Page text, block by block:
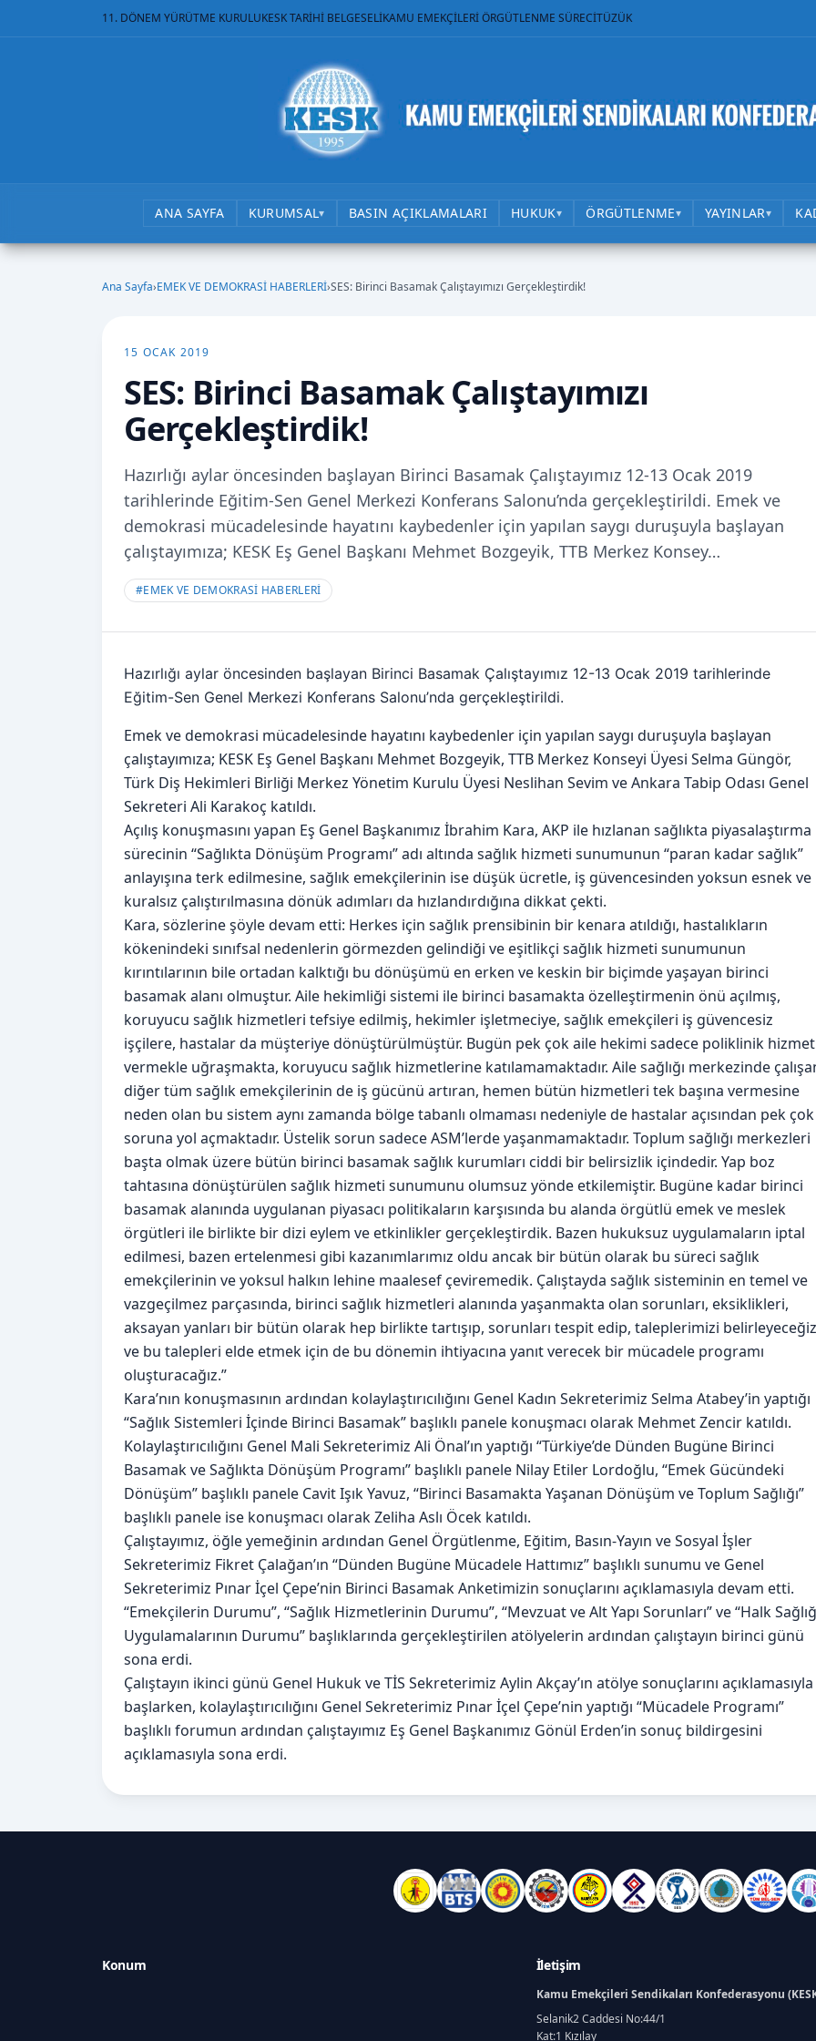
11. DÖNEM YÜRÜTME KURULUKESK TARİHİ BELGESELİKAMU EMEKÇİLERİ ÖRGÜTLENME SÜRECİTÜZÜK
ANA SAYFA KURUMSAL▾ BASIN AÇIKLAMALARI HUKUK▾ ÖRGÜTLENME▾ YAYINLAR▾
Ana Sayfa›EMEK VE DEMOKRASİ HABERLERİ›SES: Birinci Basamak Çalıştayımızı Gerçekleştirdik!
15 OCAK 2019
SES: Birinci Basamak Çalıştayımızı
Gerçekleştirdik!
Hazırlığı aylar öncesinden başlayan Birinci Basamak Çalıştayımız 12-13 Ocak 2019
tarihlerinde Eğitim-Sen Genel Merkezi Konferans Salonu’nda gerçekleştirildi. Emek ve
demokrasi mücadelesinde hayatını kaybedenler için yapılan saygı duruşuyla başlayan
çalıştayımıza; KESK Eş Genel Başkanı Mehmet Bozgeyik, TTB Merkez Konsey…
#EMEK VE DEMOKRASİ HABERLERİ
Hazırlığı aylar öncesinden başlayan Birinci Basamak Çalıştayımız 12-13 Ocak 2019 tarihlerinde
Eğitim-Sen Genel Merkezi Konferans Salonu’nda gerçekleştirildi.
Emek ve demokrasi mücadelesinde hayatını kaybedenler için yapılan saygı duruşuyla başlayan
çalıştayımıza; KESK Eş Genel Başkanı Mehmet Bozgeyik, TTB Merkez Konseyi Üyesi Selma Güngör,
Türk Diş Hekimleri Birliği Merkez Yönetim Kurulu Üyesi Neslihan Sevim ve Ankara Tabip Odası Genel
Sekreteri Ali Karakoç katıldı.
Açılış konuşmasını yapan Eş Genel Başkanımız İbrahim Kara, AKP ile hızlanan sağlıkta piyasalaştırma
sürecinin “Sağlıkta Dönüşüm Programı” adı altında sağlık hizmeti sunumunun “paran kadar sağlık”
anlayışına terk edilmesine, sağlık emekçilerinin ise düşük ücretle, iş güvencesinden yoksun esnek ve
kuralsız çalıştırılmasına dönük adımları da hızlandırdığına dikkat çekti.
Kara, sözlerine şöyle devam etti: Herkes için sağlık prensibinin bir kenara atıldığı, hastalıkların
kökenindeki sınıfsal nedenlerin görmezden gelindiği ve eşitlikçi sağlık hizmeti sunumunun
kırıntılarının bile ortadan kalktığı bu dönüşümü en erken ve keskin bir biçimde yaşayan birinci
basamak alanı olmuştur. Aile hekimliği sistemi ile birinci basamakta özelleştirmenin önü açılmış,
koruyucu sağlık hizmetleri tefsiye edilmiş, hekimler işletmeciye, sağlık emekçileri iş güvencesiz
işçilere, hastalar da müşteriye dönüştürülmüştür. Bugün pek çok aile hekimi sadece poliklinik
vermekle uğraşmakta, koruyucu sağlık hizmetlerine katılamamaktadır. Aile sağlığı merkezinde
diğer tüm sağlık emekçilerinin de iş gücünü artıran, hemen bütün hizmetleri tek başına vermesine
neden olan bu sistem aynı zamanda bölge tabanlı olmaması nedeniyle de hastalar açısından pek çok
soruna yol açmaktadır. Üstelik sorun sadece ASM’lerde yaşanmamaktadır. Toplum sağlığı merkezleri
başta olmak üzere bütün birinci basamak sağlık kurumları ciddi bir belirsizlik içindedir. Yap boz
tahtasına dönüştürülen sağlık hizmeti sunumunu olumsuz yönde etkilemiştir. Bugüne kadar birinci
basamak alanında uygulanan piyasacı politikaların karşısında bu alanda örgütlü emek ve meslek
örgütleri ile birlikte bir dizi eylem ve etkinlikler gerçekleştirdik. Bazen hukuksuz uygulamaların iptal
edilmesi, bazen ertelenmesi gibi kazanımlarımız oldu ancak bir bütün olarak bu süreci sağlık
emekçilerinin ve yoksul halkın lehine maalesef çeviremedik. Çalıştayda sağlık sisteminin en temel ve
vazgeçilmez parçasında, birinci sağlık hizmetleri alanında yaşanmakta olan sorunları, eksiklikleri,
aksayan yanları bir bütün olarak hep birlikte tartışıp, sorunları tespit edip, taleplerimizi belirleyeceğiz
ve bu talepleri elde etmek için de bu dönemin ihtiyacına yanıt verecek bir mücadele programı
oluşturacağız.”
Kara’nın konuşmasının ardından kolaylaştırıcılığını Genel Kadın Sekreterimiz Selma Atabey’in yaptığı
“Sağlık Sistemleri İçinde Birinci Basamak” başlıklı panele konuşmacı olarak Mehmet Zencir katıldı.
Kolaylaştırıcılığını Genel Mali Sekreterimiz Ali Önal’ın yaptığı “Türkiye’de Dünden Bugüne Birinci
Basamak ve Sağlıkta Dönüşüm Programı” başlıklı panele Nilay Etiler Lordoğlu, “Emek Gücündeki
Dönüşüm” başlıklı panele Cavit Işık Yavuz, “Birinci Basamakta Yaşanan Dönüşüm ve Toplum Sağlığı”
başlıklı panele ise konuşmacı olarak Zeliha Aslı Öcek katıldı.
Çalıştayımız, öğle yemeğinin ardından Genel Örgütlenme, Eğitim, Basın-Yayın ve Sosyal İşler
Sekreterimiz Fikret Çalağan’ın “Dünden Bugüne Mücadele Hattımız” başlıklı sunumu ve Genel
Sekreterimiz Pınar İçel Çepe’nin Birinci Basamak Anketimizin sonuçlarını açıklamasıyla devam etti.
“Emekçilerin Durumu”, “Sağlık Hizmetlerinin Durumu”, “Mevzuat ve Alt Yapı Sorunları” ve “Halk
Uygulamalarının Durumu” başlıklarında gerçekleştirilen atölyelerin ardından çalıştayın birinci günü
sona erdi.
Çalıştayın ikinci günü Genel Hukuk ve TİS Sekreterimiz Aylin Akçay’ın atölye sonuçlarını açıklamasıyla
başlarken, kolaylaştırıcılığını Genel Sekreterimiz Pınar İçel Çepe’nin yaptığı “Mücadele Programı”
başlıklı forumun ardından çalıştayımız Eş Genel Başkanımız Gönül Erden’in sonuç bildirgesini
açıklamasıyla sona erdi.
Konum İletişim
Kamu Emekçileri Sendikaları Konfederasyonu
Selanik2 Caddesi No:44/1
Kat:1 Kızılay